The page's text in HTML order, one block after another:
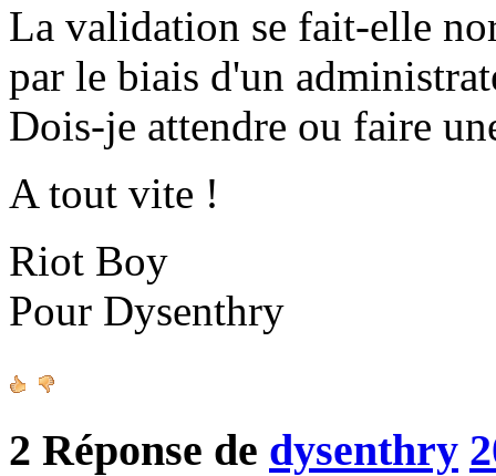
La validation se fait-elle
par le biais d'un
Dois-je attendre ou faire
A tout vite !
Riot Boy
Pour Dysenthry
2 Réponse de dysenthry